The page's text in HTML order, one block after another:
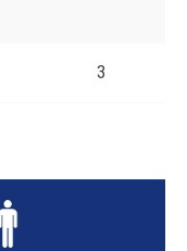
3